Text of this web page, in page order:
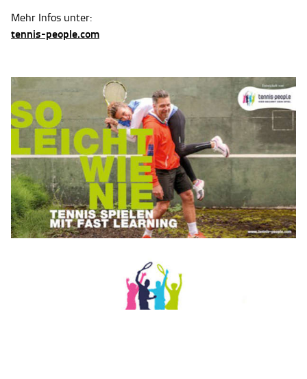
Mehr Infos unter:
tennis-people.com